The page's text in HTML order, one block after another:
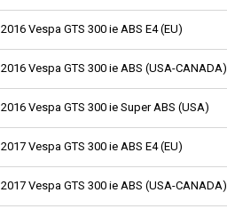
2016 Vespa GTS 300 ie ABS E4 (EU)
2016 Vespa GTS 300 ie ABS (USA-CANADA)
2016 Vespa GTS 300 ie Super ABS (USA)
2017 Vespa GTS 300 ie ABS E4 (EU)
2017 Vespa GTS 300 ie ABS (USA-CANADA)